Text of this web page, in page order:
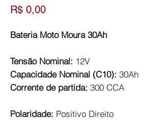
R$ 0,00Preço
Bateria Moto Moura 30Ah
Tensão Nominal: 12V
Capacidade Nominal (C10): 30Ah
Corrente de partida: 300 CCA
Polaridade: Positivo Direito